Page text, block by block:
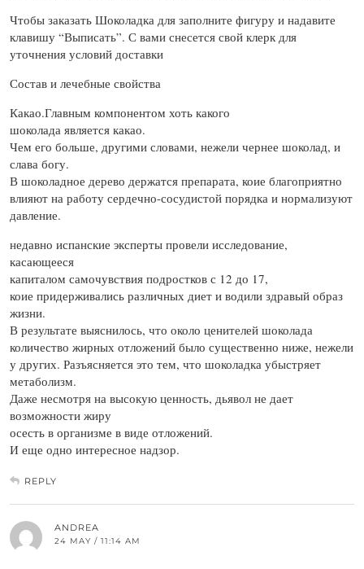
Чтобы заказать Шоколадка для заполните фигуру и надавите
клавишу “Выписать”. С вами снесется свой клерк для
уточнения условий доставки
Состав и лечебные свойства
Какао.Главным компонентом хоть какого
шоколада является какао.
Чем его больше, другими словами, нежели чернее шоколад, и
слава богу.
В шоколадное дерево держатся препарата, коие благоприятно
влияют на работу сердечно-сосудистой порядка и нормализуют
давление.
недавно испанские эксперты провели исследование,
касающееся
капиталом самочувствия подростков с 12 до 17,
коие придерживались различных диет и водили здравый образ
жизни.
В результате выяснилось, что около ценителей шоколада
количество жирных отложений было существенно ниже, нежели
у других. Разъясняется это тем, что шоколадка убыстряет
метаболизм.
Даже несмотря на высокую ценность, дьявол не дает
возможности жиру
осесть в организме в виде отложений.
И еще одно интересное надзор.
REPLY
ANDREA
24 MAY / 11:14 AM